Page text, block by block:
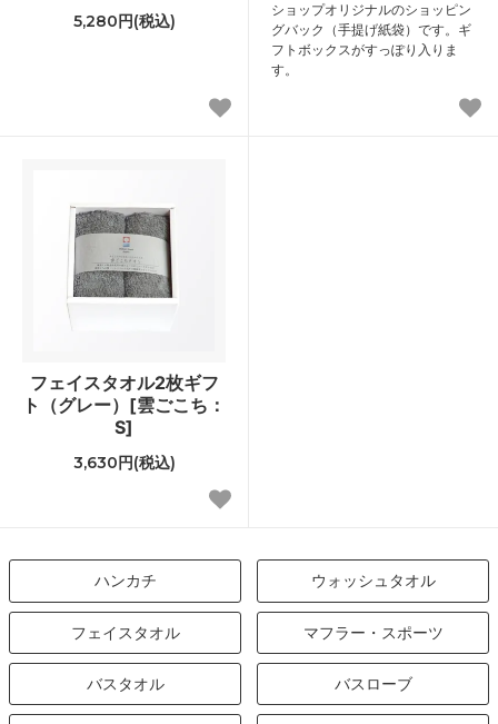
5,280円(税込)
ショップオリジナルのショッピン
グバック（手提げ紙袋）です。ギ
フトボックスがすっぽり入りま
す。
フェイスタオル2枚ギフ
ト（グレー）[雲ごこち：
S]
3,630円(税込)
ハンカチ ウォッシュタオル
フェイスタオル マフラー・スポーツ
バスタオル バスローブ